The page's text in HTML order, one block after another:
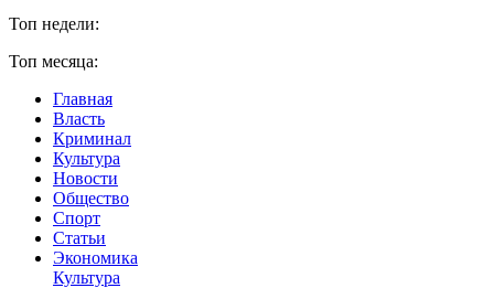
Топ недели:
Топ месяца:
Главная
Власть
Криминал
Культура
Новости
Общество
Спорт
Статьи
Экономика
Культура